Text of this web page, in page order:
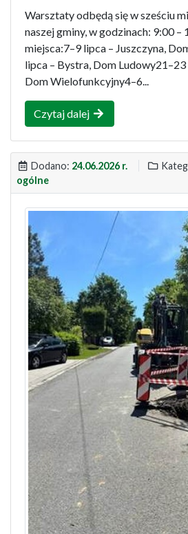
Warsztaty odbędą się w sześciu
naszej gminy, w godzinach: 9:00 –
miejsca:7–9 lipca – Juszczyna,
lipca – Bystra, Dom Ludowy21–23
Dom Wielofunkcyjny4–6...
Czytaj dalej
Dodano: 24.06.2026 r.
ogólne